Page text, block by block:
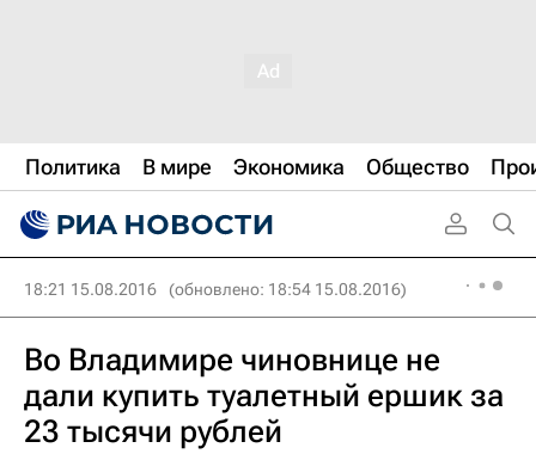
Политика В мире Экономика Общество
18:21 15.08.2016 (обновлено: 18:54 15.08.2016)
Во Владимире чиновнице не
дали купить туалетный ершик за
23 тысячи рублей